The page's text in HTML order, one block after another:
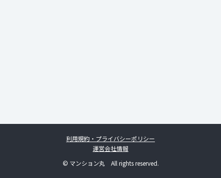
利用規約・プライバシーポリシー
運営会社情報
© マンション丸 All rights reserved.